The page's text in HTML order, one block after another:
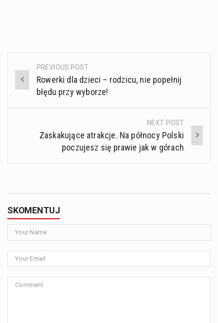
Post
navigation
PREVIOUS POST
Rowerki dla dzieci – rodzicu, nie popełnij
błędu przy wyborze!
NEXT POST
Zaskakujące atrakcje. Na północy Polski
poczujesz się prawie jak w górach
SKOMENTUJ